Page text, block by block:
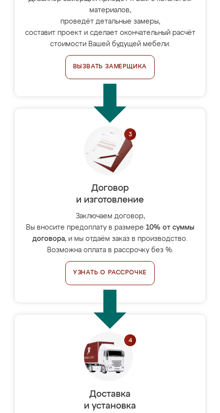
материалов,
проведёт детальные замеры,
составит проект и сделает окончательный расчёт
стоимости Вашей будущей мебели.
ВЫЗВАТЬ ЗАМЕРЩИКА
Договор
и изготовление
Заключаем договор,
Вы вносите предоплату в размере 10% от суммы
договора, и мы отдаём заказ в производство.
Возможна оплата в рассрочку без %.
УЗНАТЬ О РАССРОЧКЕ
Доставка
и установка